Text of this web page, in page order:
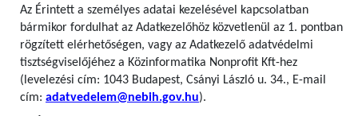
Az Érintett a személyes adatai kezelésével kapcsolatban
bármikor fordulhat az Adatkezelőhöz közvetlenül az 1. pontban
rögzített elérhetőségen, vagy az Adatkezelő adatvédelmi
tisztségviselőjéhez a Közinformatika Nonprofit Kft-hez
(levelezési cím: 1043 Budapest, Csányi László u. 34., E-mail
cím: adatvedelem@nebih.gov.hu).